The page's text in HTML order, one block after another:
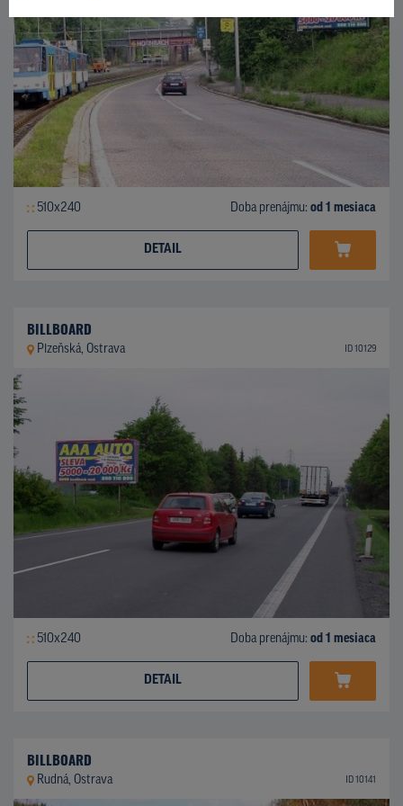
510x240 Doba prenájmu: od 1 mesiaca
DETAIL
BILLBOARD
Plzeňská, Ostrava ID 10129
510x240 Doba prenájmu: od 1 mesiaca
DETAIL
BILLBOARD
Rudná, Ostrava ID 10141